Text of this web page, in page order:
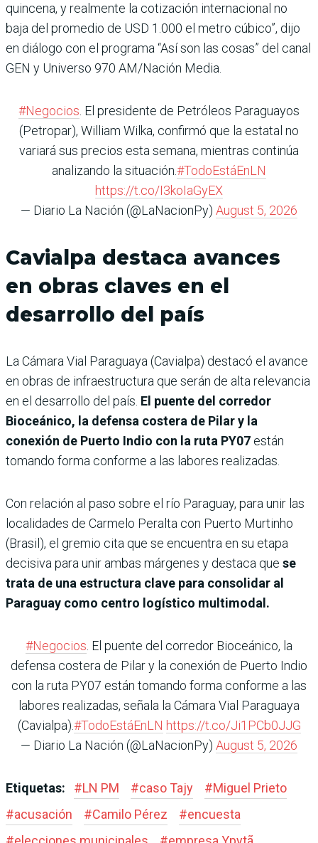
quincena, y realmente la cotización internacional no
baja del promedio de USD 1.000 el metro cúbico”, dijo
en diálogo con el programa “Así son las cosas” del canal
GEN y Universo 970 AM/Nación Media.
#Negocios . El presidente de Petróleos Paraguayos
(Petropar), William Wilka, confirmó que la estatal no
variará sus precios esta semana, mientras continúa
analizando la situación.#TodoEstáEnLN
https://t.co/I3koIaGyEX
— Diario La Nación (@LaNacionPy) August 5, 2026
Cavialpa destaca avances
en obras claves en el
desarrollo del país
La Cámara Vial Paraguaya (Cavialpa) destacó el avance
en obras de infraestructura que serán de alta relevancia
en el desarrollo del país. El puente del corredor
Bioceánico, la defensa costera de Pilar y la
conexión de Puerto Indio con la ruta PY07 están
tomando forma conforme a las labores realizadas.
Con relación al paso sobre el río Paraguay, para unir las
localidades de Carmelo Peralta con Puerto Murtinho
(Brasil), el gremio cita que se encuentra en su etapa
decisiva para unir ambas márgenes y destaca que se
trata de una estructura clave para consolidar al
Paraguay como centro logístico multimodal.
#Negocios . El puente del corredor Bioceánico, la
defensa costera de Pilar y la conexión de Puerto Indio
con la ruta PY07 están tomando forma conforme a las
labores realizadas, señala la Cámara Vial Paraguaya
(Cavialpa).#TodoEstáEnLN https://t.co/Ji1PCb0JJG
— Diario La Nación (@LaNacionPy) August 5, 2026
Etiquetas: #LN PM #caso Tajy #Miguel Prieto
#acusación #Camilo Pérez #encuesta